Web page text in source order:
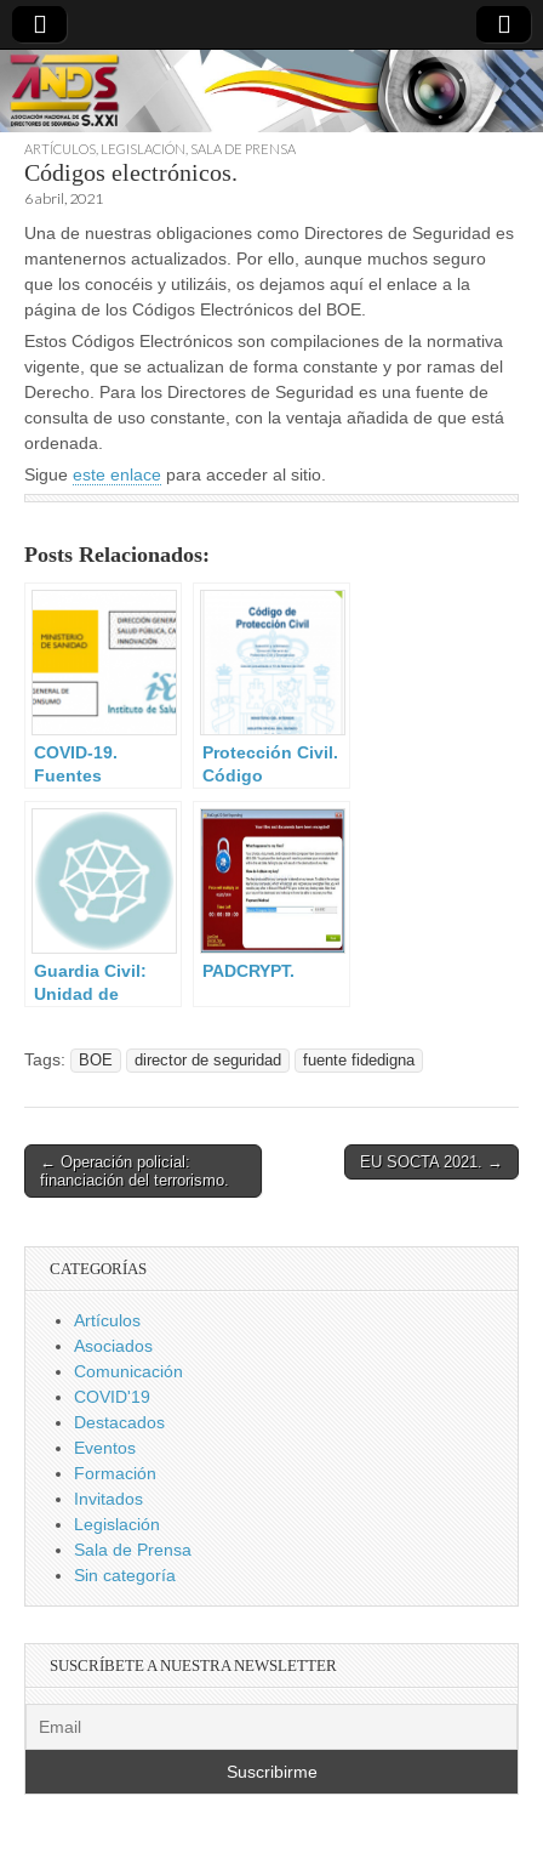
directoresdeseguridad.es
ARTÍCULOS LEGISLACIÓN SALA DE PRENSA
Códigos electrónicos.
6 abril, 2021
Una de nuestras obligaciones como Directores de Seguridad es
mantenernos actualizados. Por ello, aunque muchos seguro
que los conocéis y utilizáis, os dejamos aquí el enlace a la
página de los Códigos Electrónicos del BOE.
Estos Códigos Electrónicos son compilaciones de la normativa
vigente, que se actualizan de forma constante y por ramas del
Derecho. Para los Directores de Seguridad es una fuente de
consulta de uso constante, con la ventaja añadida de que está
ordenada.
Sigue este enlace para acceder al sitio.
Posts Relacionados:
COVID-19.
Fuentes
Protección Civil.
Código
Guardia Civil:
Unidad de
PADCRYPT.
Tags: BOE director de seguridad fuente fidedigna
Post
navigation
← Operación policial:
financiación del terrorismo.
EU SOCTA 2021. →
CATEGORÍAS
Artículos
Asociados
Comunicación
COVID'19
Destacados
Eventos
Formación
Invitados
Legislación
Sala de Prensa
Sin categoría
SUSCRÍBETE A NUESTRA NEWSLETTER